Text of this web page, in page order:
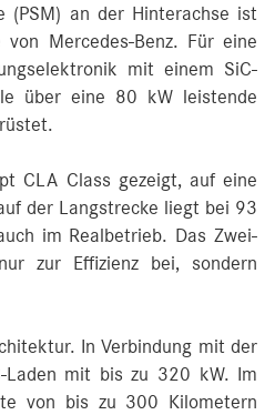
(PSM) an der Hinterachse ist
Mercedes-Benz. Für eine
mit einem SiC-
über eine 80 kW leistende
CLA Class gezeigt, auf eine
der Langstrecke liegt bei 93
im Realbetrieb. Das Zwei-
zur Effizienz bei, sondern
In Verbindung mit der
mit bis zu 320 kW. Im
von bis zu 300 Kilometern